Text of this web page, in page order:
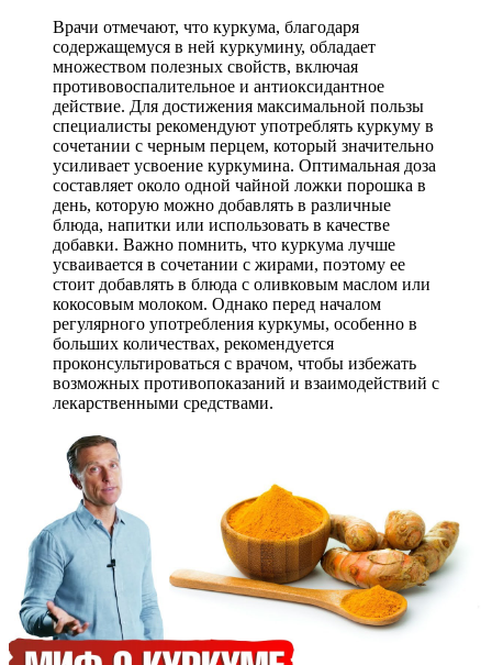
Врачи отмечают, что куркума, благодаря
содержащемуся в ней куркумину, обладает
множеством полезных свойств, включая
противовоспалительное и антиоксидантное
действие. Для достижения максимальной пользы
специалисты рекомендуют употреблять куркуму в
сочетании с черным перцем, который значительно
усиливает усвоение куркумина. Оптимальная доза
составляет около одной чайной ложки порошка в
день, которую можно добавлять в различные
блюда, напитки или использовать в качестве
добавки. Важно помнить, что куркума лучше
усваивается в сочетании с жирами, поэтому ее
стоит добавлять в блюда с оливковым маслом или
кокосовым молоком. Однако перед началом
регулярного употребления куркумы, особенно в
больших количествах, рекомендуется
проконсультироваться с врачом, чтобы избежать
возможных противопоказаний и взаимодействий с
лекарственными средствами.